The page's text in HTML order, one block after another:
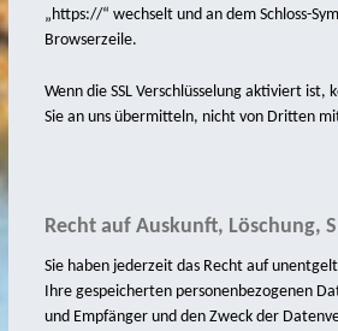
„https://“ wechselt und an dem Schloss-
Browserzeile.
Wenn die SSL Verschlüsselung aktiviert ist,
Sie an uns übermitteln, nicht von Dritten
Recht auf Auskunft, Löschung,
Sie haben jederzeit das Recht auf
Ihre gespeicherten personenbezogenen
und Empfänger und den Zweck der